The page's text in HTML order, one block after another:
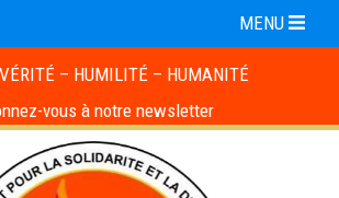
MENU
VÉRITÉ – HUMILITÉ – HUMANITÉ
vous à notre newsletter